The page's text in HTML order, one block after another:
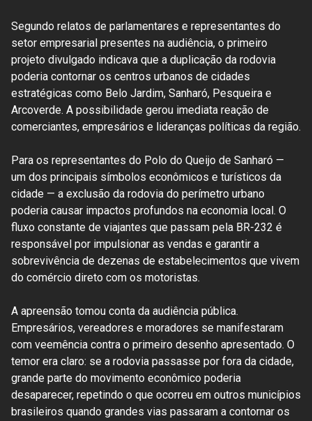
Segundo relatos de parlamentares e representantes do
setor empresarial presentes na audiência, o primeiro
projeto divulgado indicava que a duplicação da rodovia
poderia contornar os centros urbanos de cidades
estratégicas como Belo Jardim, Sanharó, Pesqueira e
Arcoverde. A possibilidade gerou imediata reação de
comerciantes, empresários e lideranças políticas da região.
Para os representantes do Polo do Queijo de Sanharó —
um dos principais símbolos econômicos e turísticos da
cidade — a exclusão da rodovia do perímetro urbano
poderia causar impactos profundos na economia local. O
fluxo constante de viajantes que passam pela BR-232 é
responsável por impulsionar as vendas e garantir a
sobrevivência de dezenas de estabelecimentos que vivem
do comércio direto com os motoristas.
A apreensão tomou conta da audiência pública.
Empresários, vereadores e moradores se manifestaram
com veemência contra o primeiro desenho apresentado. O
temor era claro: se a rodovia passasse por fora da cidade,
grande parte do movimento econômico poderia
desaparecer, repetindo o que ocorreu em outros municípios
brasileiros quando grandes vias passaram a contornar os